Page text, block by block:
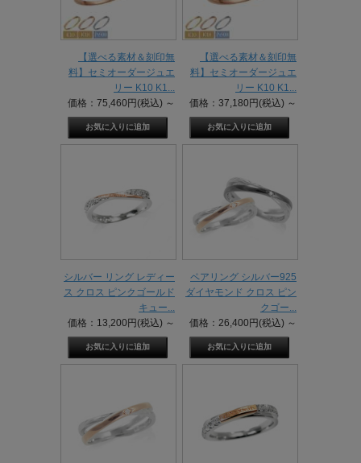
【選べる素材＆刻印無
料】セミオーダージュエ
リー K10 K1...
価格：75,460円(税込) ～
【選べる素材＆刻印無
料】セミオーダージュエ
リー K10 K1...
価格：37,180円(税込) ～
シルバー リング レディー
ス クロス ピンクゴールド
キュー...
価格：13,200円(税込) ～
ペアリング シルバー925
ダイヤモンド クロス ピン
クゴー...
価格：26,400円(税込) ～